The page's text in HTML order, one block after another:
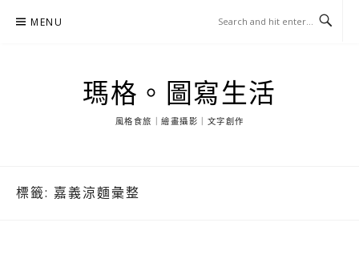
MENU
瑪格。圖寫生活
風格食旅｜繪畫攝影｜文字創作
標籤: 嘉義涼麵彙整